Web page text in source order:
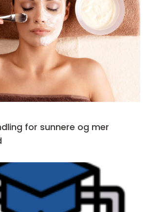
for sunnere og mer